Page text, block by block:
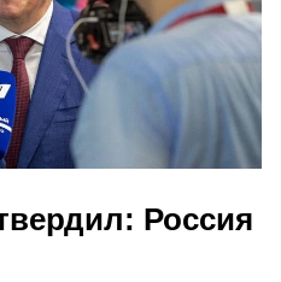
Россия